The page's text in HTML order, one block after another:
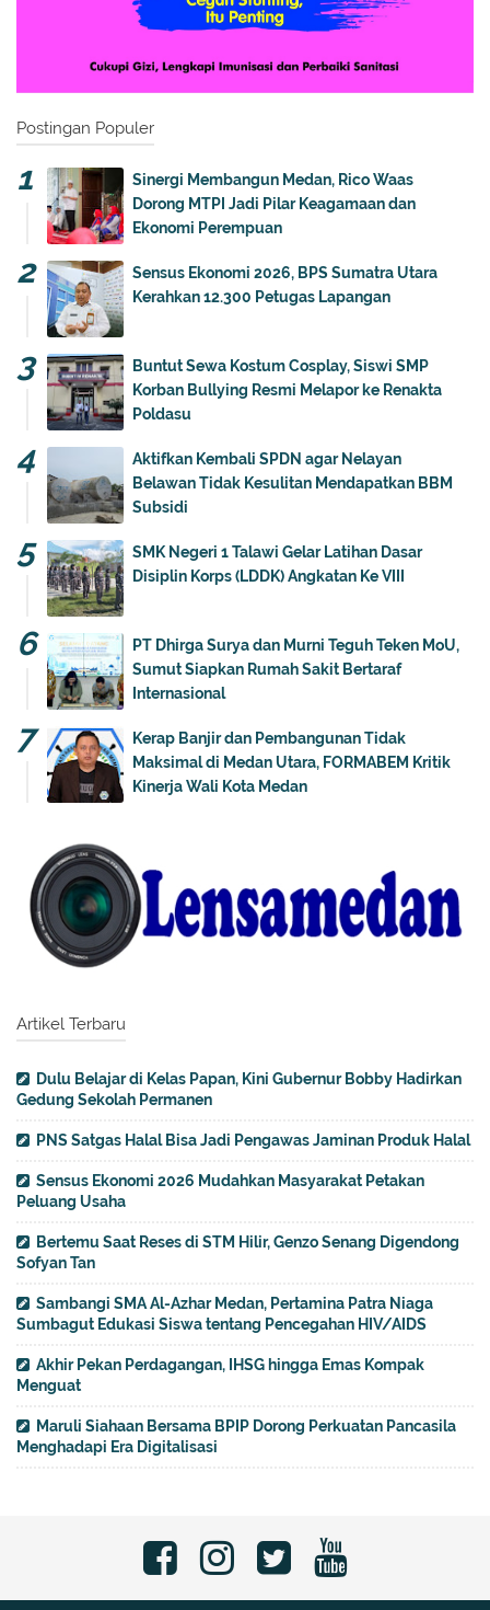
Postingan Populer
Sinergi Membangun Medan, Rico Waas
Dorong MTPI Jadi Pilar Keagamaan dan
Ekonomi Perempuan
Sensus Ekonomi 2026, BPS Sumatra Utara
Kerahkan 12.300 Petugas Lapangan
Buntut Sewa Kostum Cosplay, Siswi SMP
Korban Bullying Resmi Melapor ke Renakta
Poldasu
Aktifkan Kembali SPDN agar Nelayan
Belawan Tidak Kesulitan Mendapatkan BBM
Subsidi
SMK Negeri 1 Talawi Gelar Latihan Dasar
Disiplin Korps (LDDK) Angkatan Ke VIII
PT Dhirga Surya dan Murni Teguh Teken MoU,
Sumut Siapkan Rumah Sakit Bertaraf
Internasional
Kerap Banjir dan Pembangunan Tidak
Maksimal di Medan Utara, FORMABEM Kritik
Kinerja Wali Kota Medan
Artikel Terbaru
Dulu Belajar di Kelas Papan, Kini Gubernur Bobby Hadirkan
Gedung Sekolah Permanen
PNS Satgas Halal Bisa Jadi Pengawas Jaminan Produk Halal
Sensus Ekonomi 2026 Mudahkan Masyarakat Petakan
Peluang Usaha
Bertemu Saat Reses di STM Hilir, Genzo Senang Digendong
Sofyan Tan
Sambangi SMA Al-Azhar Medan, Pertamina Patra Niaga
Sumbagut Edukasi Siswa tentang Pencegahan HIV/AIDS
Akhir Pekan Perdagangan, IHSG hingga Emas Kompak
Menguat
Maruli Siahaan Bersama BPIP Dorong Perkuatan Pancasila
Menghadapi Era Digitalisasi